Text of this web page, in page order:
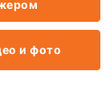
и фото